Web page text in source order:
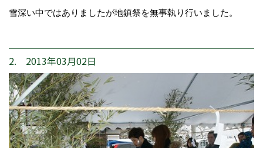
雪深い中ではありましたが地鎮祭を無事執り行いました。
2. 2013年03月02日